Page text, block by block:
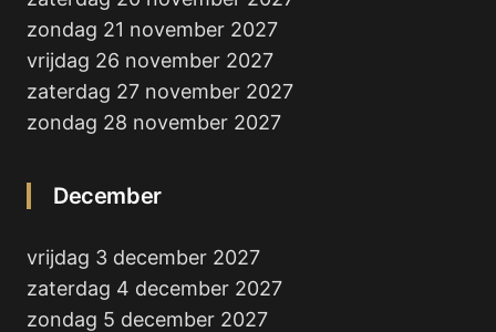
zondag 21 november 2027
vrijdag 26 november 2027
zaterdag 27 november 2027
zondag 28 november 2027
December
vrijdag 3 december 2027
zaterdag 4 december 2027
zondag 5 december 2027